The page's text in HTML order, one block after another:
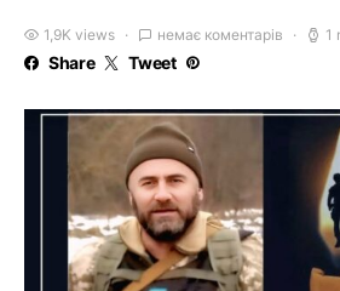
1,9K views немає коментарів 1
Share Tweet